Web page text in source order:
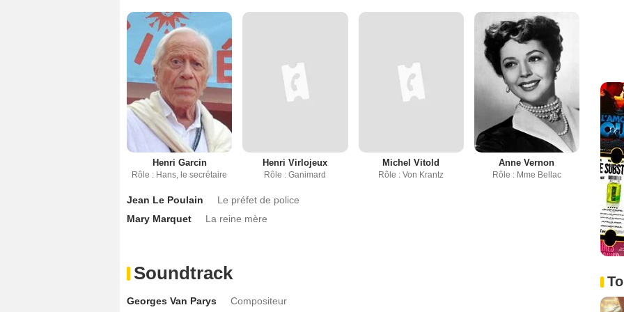
Henri Garcin
Rôle : Hans, le secrétaire
Henri Virlojeux
Rôle : Ganimard
Michel Vitold
Rôle : Von Krantz
Anne Vernon
Rôle : Mme Bellac
Jean Le Poulain
Le préfet de police
Mary Marquet
La reine mère
Soundtrack
Georges Van Parys Compositeur